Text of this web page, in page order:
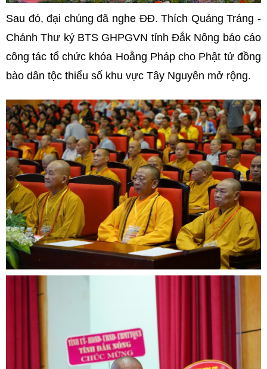
Sau đó, đại chúng đã nghe ĐĐ. Thích Quảng Tráng -
Chánh Thư ký BTS GHPGVN tỉnh Đắk Nông báo cáo
công tác tổ chức khóa Hoằng Pháp cho Phật tử đồng
bào dân tộc thiểu số khu vực Tây Nguyên mở rộng.